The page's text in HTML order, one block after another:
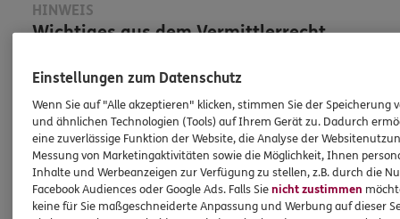
HINWEIS
Wichtiges aus dem Vermittlerrecht
Ich bin verpflichtet, Ihnen Auskünfte zu meiner
Person zu geben. Sowohl Ihr Schutz als Verbraucher
sowie auch gesetzliche Regelungen halten mich
dazu an. Ich biete Beratung an, für die
Versicherungsvermittlung erhalte ich Provision,
ferner sonstige Zuwendungen.
Einstellungen zum Datenschutz
Wenn Sie auf "Alle akzeptieren" klicken, stimmen Sie der Speicherung
und ähnlichen Technologien (Tools) auf Ihrem Gerät zu. Dadurch
eine zuverlässige Funktion der Website, die Analyse der
Messung von Marketingaktivitäten sowie die Möglichkeit, Ihnen
Inhalte und Werbeanzeigen zur Verfügung zu stellen, z.B. durch die
Facebook Audiences oder Google Ads. Falls Sienicht zustimmen
keine für Sie maßgeschneiderte Anpassung und Werbung auf dieser